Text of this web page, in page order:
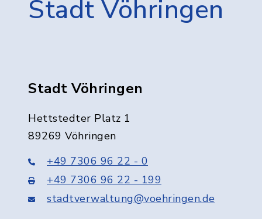
Stadt Vöhringen
Stadt Vöhringen
Hettstedter Platz 1
89269 Vöhringen
+49 7306 96 22 - 0
+49 7306 96 22 - 199
stadtverwaltung@voehringen.de